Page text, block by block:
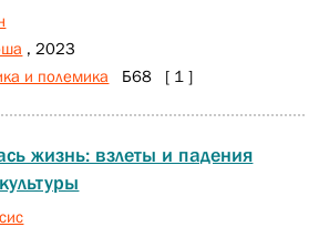
, 2023
и полемика Б68 [ 1 ]
жизнь: взлеты и падения